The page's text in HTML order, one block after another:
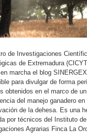
de Investigaciones
de Extremadura
marcha el blog
para divulgar de forma
obtenidos en el marco de
del manejo ganadero en
de la dehesa. Es una
por técnicos del Instituto de
Agrarias Finca La